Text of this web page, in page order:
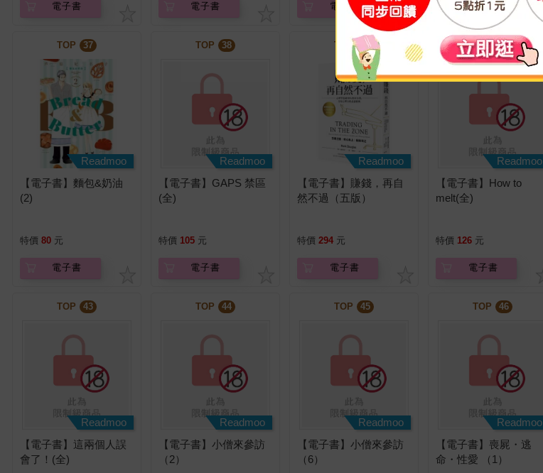
電子書 電子書 電子書 電子書
TOP 37
Readmoo
【電子書】麵包&奶油
(2)
特價 80 元
電子書
TOP 38
Readmoo
【電子書】GAPS 禁區
(全)
特價 105 元
電子書
TOP 39
Readmoo
【電子書】賺錢，再自
然不過（五版）
特價 294 元
電子書
TOP 40
Readmoo
【電子書】How to
melt(全)
特價 126 元
電子書
TOP 43
Readmoo
【電子書】這兩個人誤
會了！(全)
TOP 44
Readmoo
【電子書】小僧來參訪
（2）
TOP 45
Readmoo
【電子書】小僧來參訪
（6）
TOP 46
Readmoo
【電子書】喪屍・逃
命・性愛 （1）